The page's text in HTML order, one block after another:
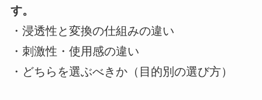
す。
・浸透性と変換の仕組みの違い
・刺激性・使用感の違い
・どちらを選ぶべきか（目的別の選び方）